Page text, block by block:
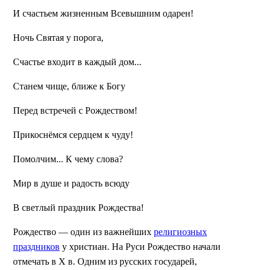
И счастьем жизненным Всевышним одарен!
Ночь Святая у порога,
Счастье входит в каждый дом...
Станем чище, ближе к Богу
Перед встречей с Рождеством!
Прикоснёмся сердцем к чуду!
Помолчим... К чему слова?
Мир в душе и радость всюду
В светлый праздник Рождества!
Рождество — один из важнейших религиозных
праздников у христиан. На Руси Рождество начали
отмечать в X в. Одним из русских государей,